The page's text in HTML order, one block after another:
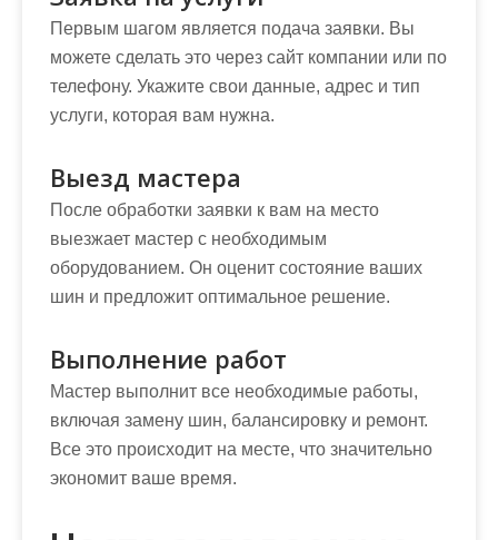
Первым шагом является подача заявки. Вы
можете сделать это через сайт компании или по
телефону. Укажите свои данные, адрес и тип
услуги, которая вам нужна.
Выезд мастера
После обработки заявки к вам на место
выезжает мастер с необходимым
оборудованием. Он оценит состояние ваших
шин и предложит оптимальное решение.
Выполнение работ
Мастер выполнит все необходимые работы,
включая замену шин, балансировку и ремонт.
Все это происходит на месте, что значительно
экономит ваше время.